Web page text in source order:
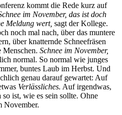
kommt die Rede kurz auf
im November, das ist doch
Meldung wert, sagt der Kollege.
noch mal nach, über das muntere
über knatternde Schneefräsen
Menschen. Schnee im November,
normal. So normal wie junges
buntes Laub im Herbst. Und
genau darauf gewartet: Auf
Verlässliches. Auf irgendwas,
ist, wie es sein sollte. Ohne
November.